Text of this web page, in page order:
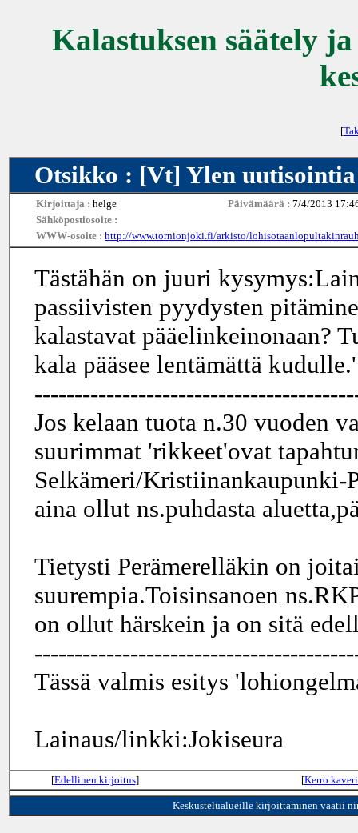
Kalastuksen säätely
[
Otsikko : [Vt] Ylen uutisointia
Kirjoittaja : helge Päivämäärä : 7/4/2013
Sähköpostiosoite :
WWW-osoite : http://www.tornionjoki.fi/arkisto/
Tästähän on juuri
passiivisten pyydysten
kalastavat pääelinkeinonaan?
kala pääsee lentämättä kudulle.'
Jos kelaan tuota n.30 vuoden
suurimmat 'rikkeet'ovat
Selkämeri/Kristiinankaupunki-
aina ollut ns.puhdasta
Tietysti Perämerelläkin on
suurempia.Toisinsanoen
on ollut härskein ja on sitä
Tässä valmis esitys
Lainaus/linkki:Jokiseura
[Edellinen kirjoitus] [Kerro
Keskustelualueille kirjoittaminen vaatii